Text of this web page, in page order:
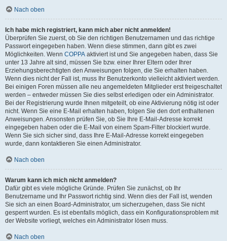
Nach oben
Ich habe mich registriert, kann mich aber nicht anmelden!
Überprüfen Sie zuerst, ob Sie den richtigen Benutzernamen und das richtige
Passwort eingegeben haben. Wenn diese stimmen, dann gibt es zwei
Möglichkeiten. Wenn COPPA aktiviert ist und Sie angegeben haben, dass Sie
unter 13 Jahre alt sind, müssen Sie bzw. einer Ihrer Eltern oder Ihrer
Erziehungsberechtigten den Anweisungen folgen, die Sie erhalten haben.
Wenn dies nicht der Fall ist, muss Ihr Benutzerkonto vielleicht aktiviert werden.
Bei einigen Foren müssen alle neu angemeldeten Mitglieder erst freigeschaltet
werden – entweder müssen Sie dies selbst erledigen oder ein Administrator.
Bei der Registrierung wurde Ihnen mitgeteilt, ob eine Aktivierung nötig ist oder
nicht. Wenn Sie eine E-Mail erhalten haben, folgen Sie den dort enthaltenen
Anweisungen. Ansonsten prüfen Sie, ob Sie Ihre E-Mail-Adresse korrekt
eingegeben haben oder die E-Mail von einem Spam-Filter blockiert wurde.
Wenn Sie sich sicher sind, dass Ihre E-Mail-Adresse korrekt eingegeben
wurde, dann kontaktieren Sie einen Administrator.
Nach oben
Warum kann ich mich nicht anmelden?
Dafür gibt es viele mögliche Gründe. Prüfen Sie zunächst, ob Ihr
Benutzername und Ihr Passwort richtig sind. Wenn dies der Fall ist, wenden
Sie sich an einen Board-Administrator, um sicherzugehen, dass Sie nicht
gesperrt wurden. Es ist ebenfalls möglich, dass ein Konfigurationsproblem mit
der Website vorliegt, welches ein Administrator lösen muss.
Nach oben